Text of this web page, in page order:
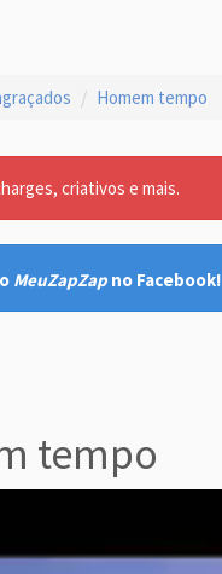
Homem tempo
criativos e mais.
MeuZapZap no Facebook!
tempo